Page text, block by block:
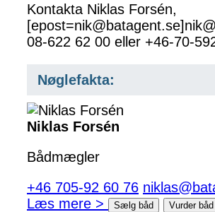
Kontakta Niklas Forsén,
08-622 62 00 eller +46-70-
Nøglefakta:
Niklas Forsén
Bådmægler
+46 705-92 60 76
Læs mere >
Sælg båd Vurder båd